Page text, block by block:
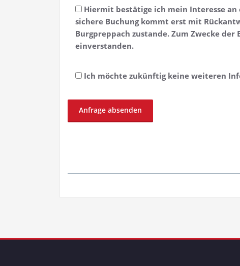
Hiermit bestätige ich mein Interesse an
sichere Buchung kommt erst mit
Burgpreppach zustande. Zum Zwecke
einverstanden.
Ich möchte zukünftig keine weiteren